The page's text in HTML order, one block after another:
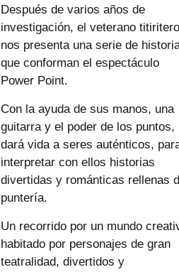
Después de varios años de
investigación, el veterano
nos presenta una serie de
que conforman el espectáculo
Power Point.
Con la ayuda de sus manos, una
guitarra y el poder de los puntos,
dará vida a seres auténticos,
interpretar con ellos historias
divertidas y románticas rellenas
puntería.
Un recorrido por un mundo
habitado por personajes de gran
teatralidad, divertidos y